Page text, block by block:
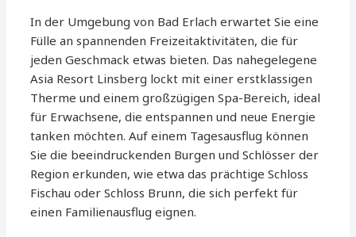
In der Umgebung von Bad Erlach erwartet Sie eine
Fülle an spannenden Freizeitaktivitäten, die für
jeden Geschmack etwas bieten. Das nahegelegene
Asia Resort Linsberg lockt mit einer erstklassigen
Therme und einem großzügigen Spa-Bereich, ideal
für Erwachsene, die entspannen und neue Energie
tanken möchten. Auf einem Tagesausflug können
Sie die beeindruckenden Burgen und Schlösser der
Region erkunden, wie etwa das prächtige Schloss
Fischau oder Schloss Brunn, die sich perfekt für
einen Familienausflug eignen.